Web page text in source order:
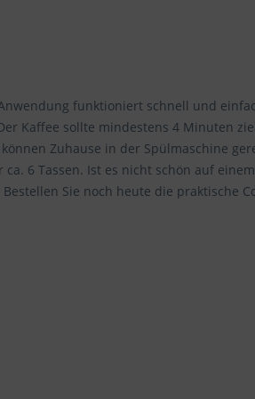
funktioniert schnell und
Kaffee sollte mindestens 4 Minuten
Zuhause in der Spülmaschine
6 Tassen. Ist es nicht schön auf einem
Sie noch heute die praktische